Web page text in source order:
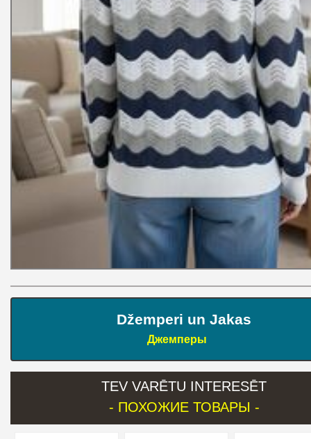
Džemperi un Jakas
Джемперы
TEV VARĒTU INTERESĒT
- ПОХОЖИЕ ТОВАРЫ -